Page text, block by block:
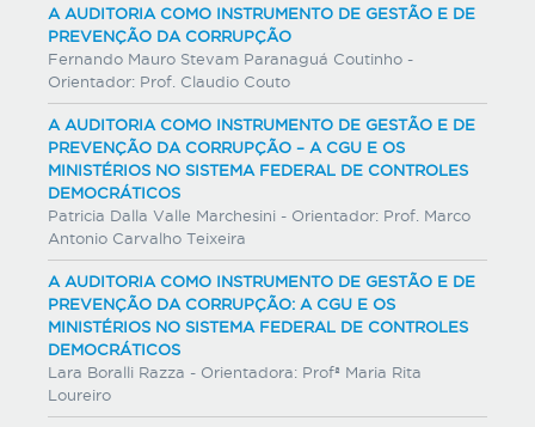
A AUDITORIA COMO INSTRUMENTO DE GESTÃO E DE
PREVENÇÃO DA CORRUPÇÃO
Fernando Mauro Stevam Paranaguá Coutinho -
Orientador: Prof. Claudio Couto
A AUDITORIA COMO INSTRUMENTO DE GESTÃO E DE
PREVENÇÃO DA CORRUPÇÃO – A CGU E OS
MINISTÉRIOS NO SISTEMA FEDERAL DE CONTROLES
DEMOCRÁTICOS
Patricia Dalla Valle Marchesini - Orientador: Prof. Marco
Antonio Carvalho Teixeira
A AUDITORIA COMO INSTRUMENTO DE GESTÃO E DE
PREVENÇÃO DA CORRUPÇÃO: A CGU E OS
MINISTÉRIOS NO SISTEMA FEDERAL DE CONTROLES
DEMOCRÁTICOS
Lara Boralli Razza - Orientadora: Profª Maria Rita
Loureiro